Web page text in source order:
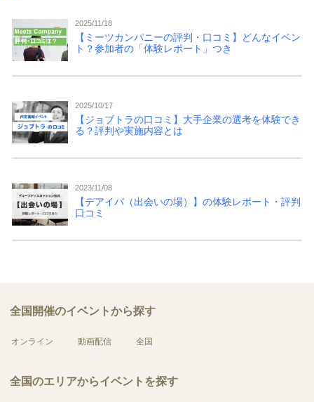
2025/11/18
【ミーツカンパニーの評判・口コミ】どんなイベン
ト？参加者の「体験レポート」つき
2025/10/17
【ジョブトラの口コミ】大手企業の選考を体験でき
る？評判や実施内容とは
2023/11/08
【デアイバ（出会いの場）】の体験レポート・評判
口コミ
全国開催のイベントから探す
オンライン 動画配信 全国
全国のエリアからイベントを探す